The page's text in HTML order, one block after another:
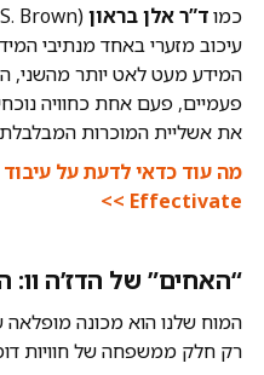
כמוד”ר אלן בראון
עיכוב מזערי באחד מנתיבי
המידע מעט לאט יותר מהשני,
פעמיים, פעם אחת כחוויה
את אשליית המוכרות
מה עוד כדאי לדעת על
Effectivate >>
“האחים” של הדז’ה
המוח שלנו הוא מכונה מופלאה
רק חלק ממשפחה של חוויות